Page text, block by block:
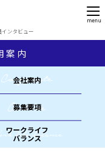
インタビュー
案内
会社案内
募集要項
ワークライフ
バランス